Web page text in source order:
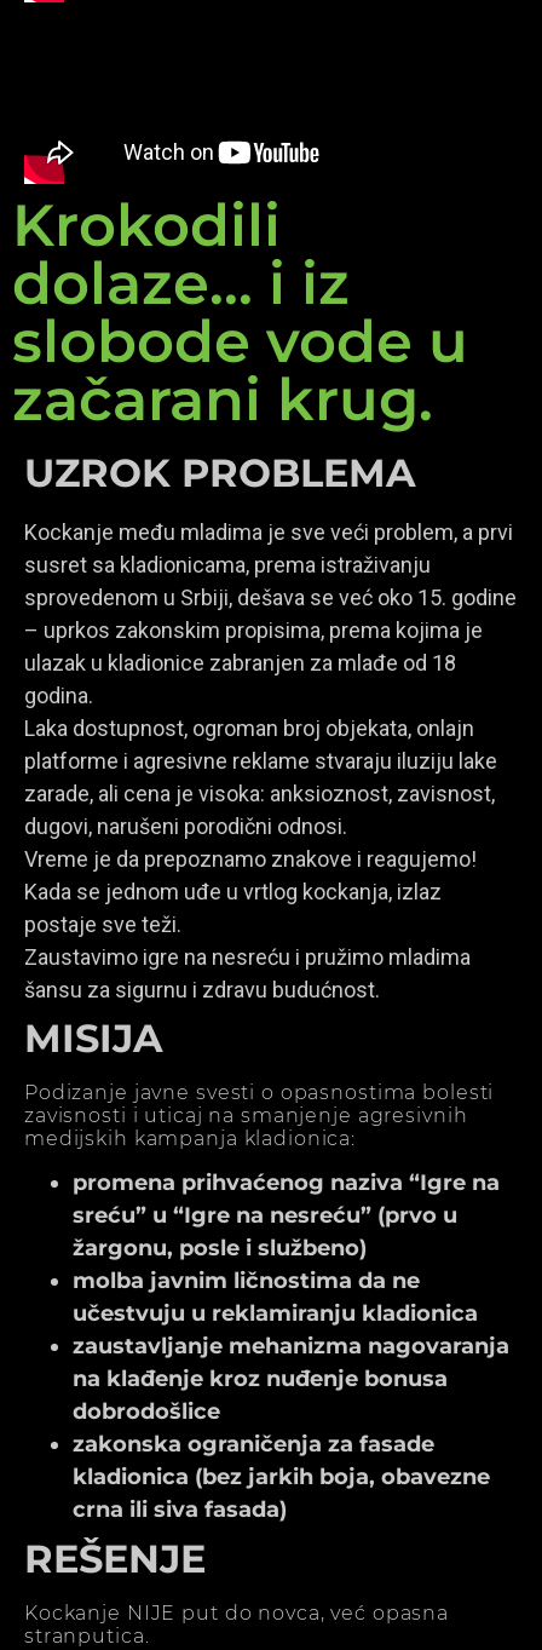
Krokodili
dolaze... i iz
slobode vode u
začarani krug.
UZROK PROBLEMA
Kockanje među mladima je sve veći problem, a prvi
susret sa kladionicama, prema istraživanju
sprovedenom u Srbiji, dešava se već oko 15. godine
– uprkos zakonskim propisima, prema kojima je
ulazak u kladionice zabranjen za mlađe od 18
godina.
Laka dostupnost, ogroman broj objekata, onlajn
platforme i agresivne reklame stvaraju iluziju lake
zarade, ali cena je visoka: anksioznost, zavisnost,
dugovi, narušeni porodični odnosi.
Vreme je da prepoznamo znakove i reagujemo!
Kada se jednom uđe u vrtlog kockanja, izlaz
postaje sve teži.
Zaustavimo igre na nesreću i pružimo mladima
šansu za sigurnu i zdravu budućnost.
MISIJA
Podizanje javne svesti o opasnostima bolesti
zavisnosti i uticaj na smanjenje agresivnih
medijskih kampanja kladionica:
promena prihvaćenog naziva “Igre na
sreću” u “Igre na nesreću” (prvo u
žargonu, posle i službeno)
molba javnim ličnostima da ne
učestvuju u reklamiranju kladionica
zaustavljanje mehanizma nagovaranja
na klađenje kroz nuđenje bonusa
dobrodošlice
zakonska ograničenja za fasade
kladionica (bez jarkih boja, obavezne
crna ili siva fasada)
REŠENJE
Kockanje NIJE put do novca, već opasna
stranputica.